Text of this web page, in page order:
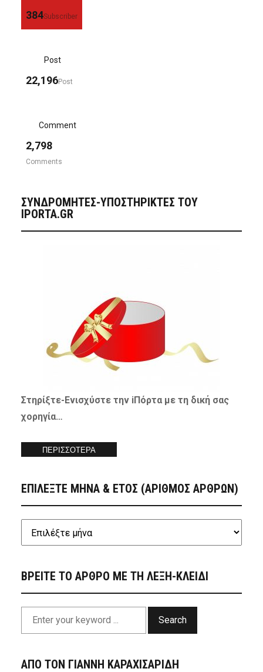
384Subscriber
Post
22,196Post
Comment
2,798
Comments
ΣΥΝΔΡΟΜΗΤΈΣ-ΥΠΟΣΤΗΡΙΚΤΈΣ ΤΟΥ
IPORTA.GR
Στηρίξτε-Ενισχύστετην iΠόρτα με τη δική σας
χορηγία…
ΠΕΡΙΣΣΟΤΕΡΑ
ΕΠΙΛΕΞΤΕ ΜΗΝΑ & ΕΤΟΣ (ΑΡΙΘΜΟΣ ΑΡΘΡΩΝ)
ΒΡΕΙΤΕ ΤΟ ΑΡΘΡΟ ΜΕ ΤΗ ΛΕΞΗ-ΚΛΕΙΔΙ
Search
ΑΠΟ ΤΟΝ ΓΙΑΝΝΗ ΚΑΡΑΧΙΣΑΡΙΔΗ